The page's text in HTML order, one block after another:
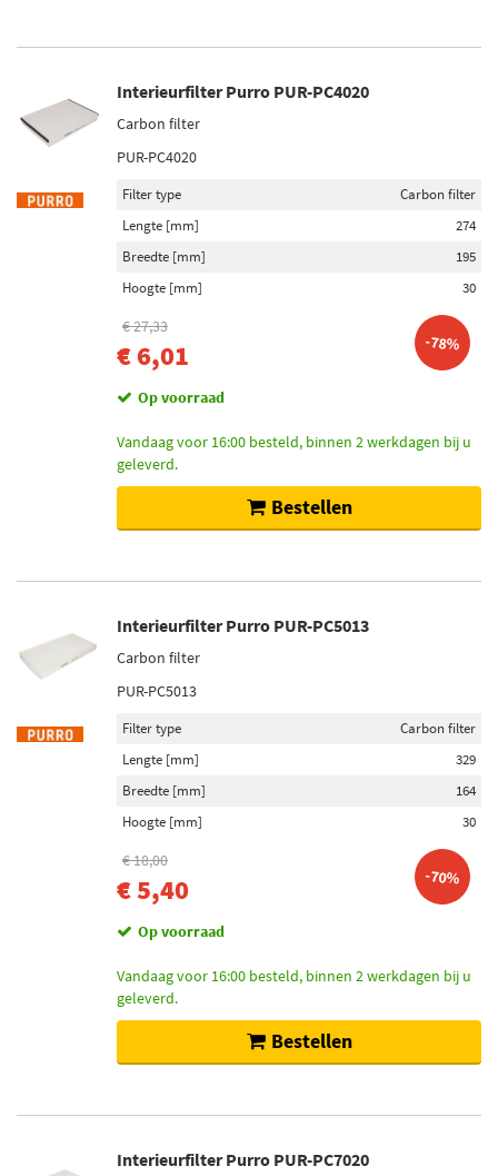
Interieurfilter Purro PUR-PC4020
Carbon filter
PUR-PC4020
Filter type
Carbon filter
Lengte [mm]
274
Breedte [mm]
195
Hoogte [mm]
30
€ 27,33
€ 6,01 -78%
Op voorraad
Vandaag voor 16:00 besteld, binnen 2 werkdagen bij u
geleverd.
Bestellen
Interieurfilter Purro PUR-PC5013
Carbon filter
PUR-PC5013
Filter type
Carbon filter
Lengte [mm]
329
Breedte [mm]
164
Hoogte [mm]
30
€ 18,00
€ 5,40 -70%
Op voorraad
Vandaag voor 16:00 besteld, binnen 2 werkdagen bij u
geleverd.
Bestellen
Interieurfilter Purro PUR-PC7020